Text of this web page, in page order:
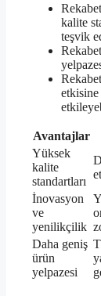
kalite
teşvik
Avantajlar
Yüksek
kalite
standartları
İnovasyon
ve
yenilikçilik
Daha geniş
ürün
yelpazesi